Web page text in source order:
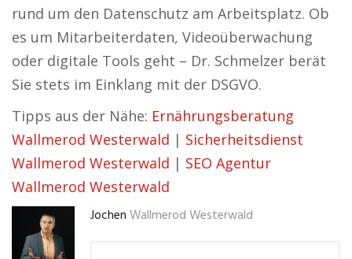
rund um den Datenschutz am Arbeitsplatz. Ob
es um Mitarbeiterdaten, Videoüberwachung
oder digitale Tools geht – Dr. Schmelzer berät
Sie stets im Einklang mit der DSGVO.
Tipps aus der Nähe: Ernährungsberatung
Wallmerod Westerwald | Sicherheitsdienst
Wallmerod Westerwald | SEO Agentur
Wallmerod Westerwald
Jochen Wallmerod Westerwald